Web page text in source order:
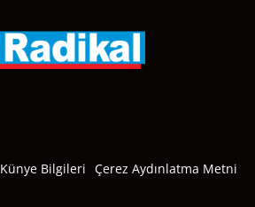
Künye Bilgileri Çerez Aydınlatma Metni